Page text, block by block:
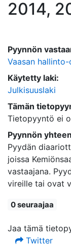
2014,
Pyynnön
Vaasan
Käytetty laki:
Julkisuuslaki
Tämän
Tietopyyntö ei
Pyynnön
Pyydän
joissa
vastaajana.
vireille tai ovat
0 seuraajaa
Jaa tämä
Twitter